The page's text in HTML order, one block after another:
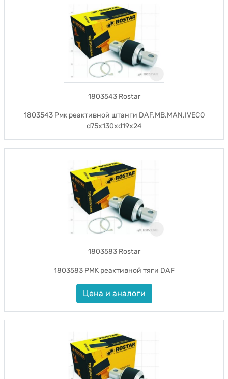
1803543 Rostar
1803543 Рмк реактивной штанги DAF,MB,MAN,IVECO
d75x130xd19x24
1803583 Rostar
1803583 РМК реактивной тяги DAF
Цена и аналоги